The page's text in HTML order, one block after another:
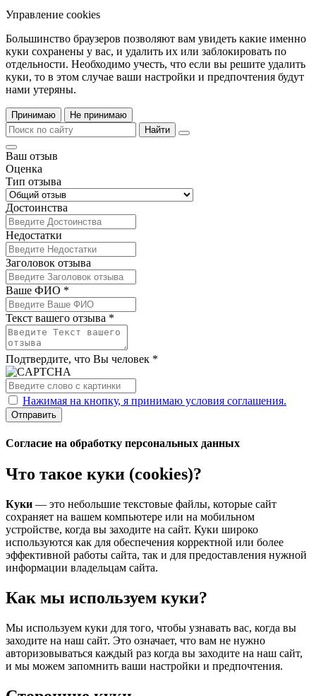
Управление cookies
Большинство браузеров позволяют вам увидеть какие именно
куки сохранены у вас, и удалить их или заблокировать по
отдельности. Необходимо учесть, что если вы решите удалить
куки, то в этом случае ваши настройки и предпочтения будут
нами утеряны.
Принимаю
Не принимаю
Найти
Ваш отзыв
Оценка
Тип отзыва
Достоинства
Недостатки
Заголовок отзыва
Ваше ФИО *
Текст вашего отзыва *
Подтвердите, что Вы человек *
Нажимая на кнопку, я принимаю условия соглашения.
Отправить
Согласие на обработку персональных данных
Что такое куки (cookies)?
Куки — это небольшие текстовые файлы, которые сайт
сохраняет на вашем компьютере или на мобильном
устройстве, когда вы заходите на сайт. Куки широко
используются как для обеспечения корректной или более
эффективной работы сайта, так и для предоставления нужной
информации владельцам сайта.
Как мы используем куки?
Мы используем куки для того, чтобы узнавать вас, когда вы
заходите на наш сайт. Это означает, что вам не нужно
авторизовываться каждый раз когда вы заходите на наш сайт,
и мы можем запомнить ваши настройки и предпочтения.